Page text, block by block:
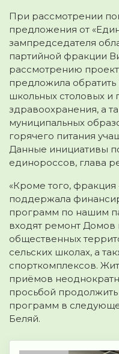
При рассмотрении
предложения от
зампредседателя
партийной фракции
рассмотрению
предложила
школьных столовых и
здравоохранения, а
муниципальных
горячего питания
Данные инициативы
единороссов, глава
«Кроме того, фракция
поддержала
программ по нашим
входят ремонт Домов
общественных
сельских школах, а
спорткомплексов.
приёмов
просьбой
программ в
Беляй.